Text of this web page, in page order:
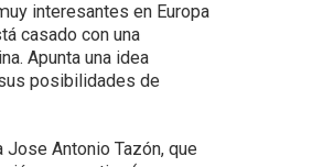
interesantes en Europa
casado con una
Apunta una idea
posibilidades de
Jose Antonio Tazón, que